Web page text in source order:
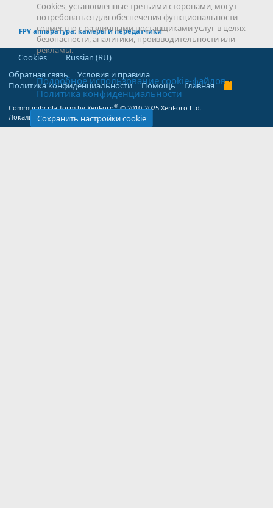
FPV аппаратура: камеры и передатчики
Cookies
Russian (RU)
Обратная связь
Условия и правила
Политика конфиденциальности
Помощь Главная
R
Community platform by XenForo® © 2010-2025 XenForo Ltd.
Локализация отXenForo.Info
Cookies, установленные третьими сторонами, могут
потребоваться для обеспечения функциональности
совместно с различными поставщиками услуг в целях
безопасности, аналитики, производительности или
рекламы.
Подробное использование cookie-файлов
Политика конфиденциальности
Сохранить настройки cookie